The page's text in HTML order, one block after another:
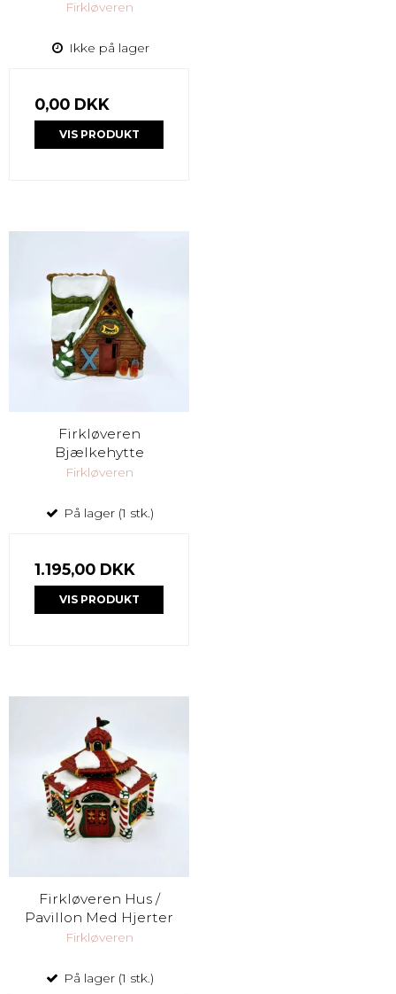
Firkløveren
Ikke på lager
0,00 DKK
VIS PRODUKT
Firkløveren
Bjælkehytte
Firkløveren
På lager (1 stk.)
1.195,00 DKK
VIS PRODUKT
Firkløveren Hus /
Pavillon Med Hjerter
Firkløveren
På lager (1 stk.)